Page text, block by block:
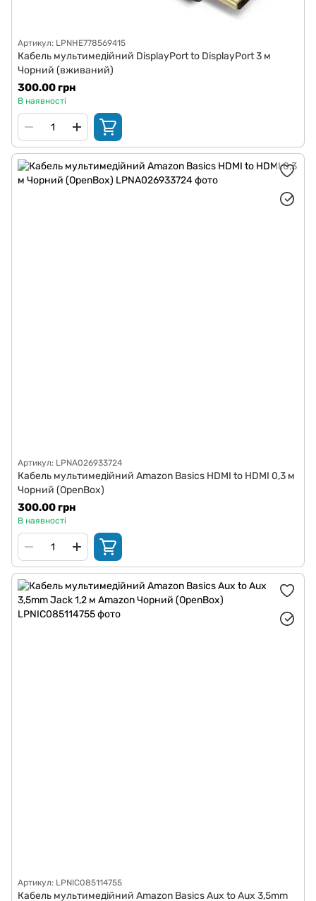
Артикул: LPNHE778569415
Кабель мультимедійний DisplayPort to DisplayPort 3 м
Чорний (вживаний)
300.00 грн
В наявності
Артикул: LPNA026933724
Кабель мультимедійний Amazon Basics HDMI to HDMI 0,3 м
Чорний (OpenBox)
300.00 грн
В наявності
Артикул: LPNIC085114755
Кабель мультимедійний Amazon Basics Aux to Aux 3,5mm